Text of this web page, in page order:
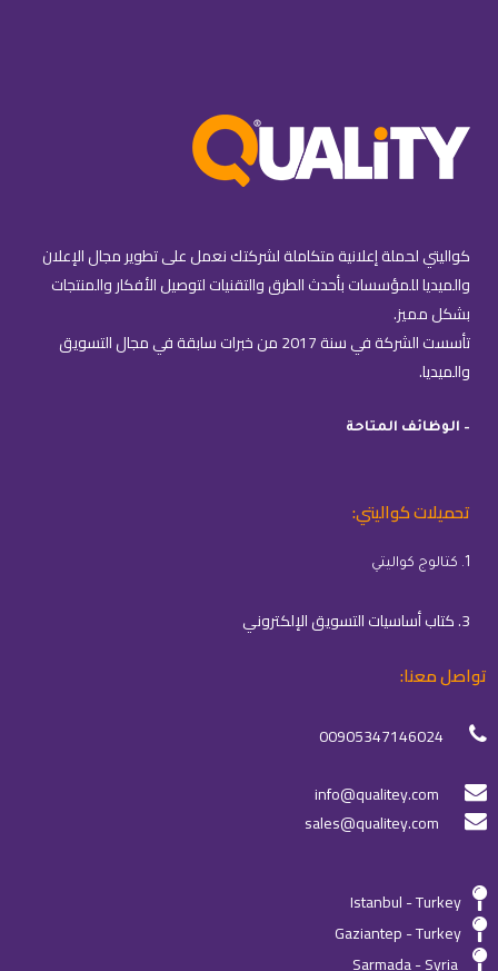
كواليتي لحملة إعلانية متكاملة لشركتك نعمل على تطوير مجال الإعلان
والميديا للمؤسسات بأحدث الطرق والتقنيات لتوصيل الأفكار والمنتجات
بشكل مميز.
تأسست الشركة في سنة 2017 من خبرات سابقة في مجال التسويق
والميديا.
– الوظائف المتاحة
تحميلات كواليتي:
1. كتالوج كواليتي
3. كتاب أساسيات التسويق الإلكتروني
تواصل معنا:
00905347146024
info@qualitey.com
sales@qualitey.com
Istanbul - Turkey
Gaziantep - Turkey
Sarmada - Syria